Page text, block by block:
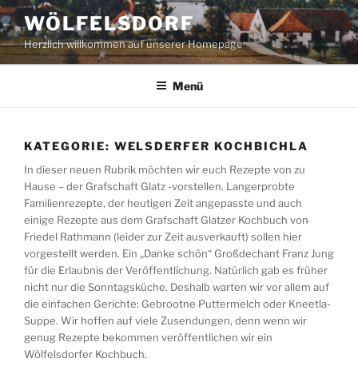
Zum
Inhalt
springen
WÖLFELSDORF
Herzlich willkommen auf unserer Homepage
Menü
KATEGORIE: WELSDERFER KOCHBICHLA
In dieser neuen Rubrik möchten wir euch Rezepte von zu
Hause – der Grafschaft Glatz -vorstellen. Langerprobte
Familienrezepte, der heutigen Zeit angepasste und auch
einige Rezepte aus dem Grafschaft Glatzer Kochbuch von
Friedel Rathmann (leider zur Zeit ausverkauft) sollen hier
vorgestellt werden. Ein „Danke schön“ Großdechant Franz Jung
für die Erlaubnis der Veröffentlichung. Natürlich gab es früher
nicht nur die Sonntagsküche. Deshalb warten wir vor allem auf
die einfachen Gerichte: Gebrootne Puttermelch oder Kneetla-
Suppe. Wir hoffen auf viele Zusendungen, denn wenn wir
genug Rezepte bekommen veröffentlichen wir ein
Wölfelsdorfer Kochbuch.